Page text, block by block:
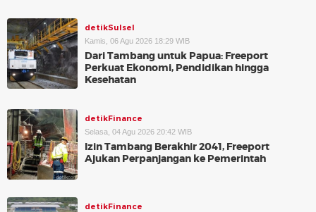
detikSulsel
Kamis, 06 Agu 2026 18:29 WIB
Dari Tambang untuk Papua: Freeport
Perkuat Ekonomi, Pendidikan hingga
Kesehatan
detikFinance
Selasa, 04 Agu 2026 20:42 WIB
Izin Tambang Berakhir 2041, Freeport
Ajukan Perpanjangan ke Pemerintah
detikFinance